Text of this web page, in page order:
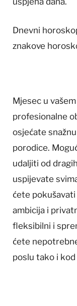
Dnevni
znakove
Mjesec u
profesionalne
osjećate
porodice.
udaljiti od
uspijevate
ćete
ambicija i
fleksibilni i
ćete
poslu tako i kod